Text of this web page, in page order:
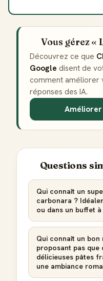
Vous gérez «
Découvrez ce que
Google disent de
comment améliorer
réponses des IA.
Questions
Qui connaît un
carbonara ?
ou dans un buffet
Qui connaît un
proposant pas que
délicieuses pâtes
une ambiance